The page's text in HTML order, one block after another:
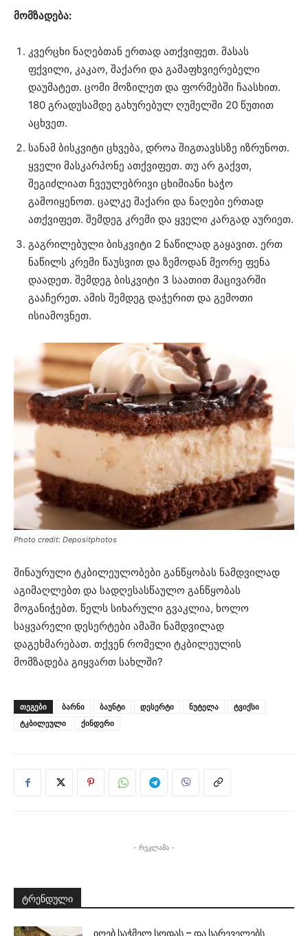
მომზადება:
კვერცხი ნაღებთან ერთად ათქვიფეთ. მასას
ფქვილი, კაკაო, შაქარი და გამაფხვიერებელი
დაუმატეთ. ცომი მოზილეთ და ფორმებში ჩაასხით.
180 გრადუსამდე გახურებულ ღუმელში 20 წუთით
აცხვეთ.
სანამ ბისკვიტი ცხვება, დროა შიგთავსსზე იზრუნოთ.
ყველი მასკარპონე ათქვიფეთ. თუ არ გაქვთ,
შეგიძლიათ ჩვეულებრივი ცხიმიანი ხაჭო
გამოიყენოთ. ცალკე შაქარი და ნაღები ერთად
ათქვიფეთ. შემდეგ კრემი და ყველი კარგად აურიეთ.
გაგრილებული ბისკვიტი 2 ნაწილად გაყავით. ერთ
ნაწილს კრემი წაუსვით და ზემოდან მეორე ფენა
დაადეთ. შემდეგ ბისკვიტი 3 საათით მაცივარში
გააჩერეთ. ამის შემდეგ დაჭერით და გემოთი
ისიამოვნეთ.
Photo credit: Depositphotos
შინაურული ტკბილეულობები განწყობას ნამდვილად
აგიმაღლებთ და სადღესასწაულო განწყობას
მოგანიჭებთ. წელს სიხარული გვაკლია, ხოლო
საყვარელი დესერტები ამაში ნამდვილად
დაგეხმარებათ. თქვენ რომელი ტკბილეულის
მომზადება გიყვართ სახლში?
ᲗᲔᲒᲔᲑᲘ ბარნი ბაუნტი დესერტი ნუტელა
ტვიქსი
ტკბილეული
ქინდერი
- რეკლამა -
ტრენდული
იღებ საჭმელ სოდას – და სარეველებს